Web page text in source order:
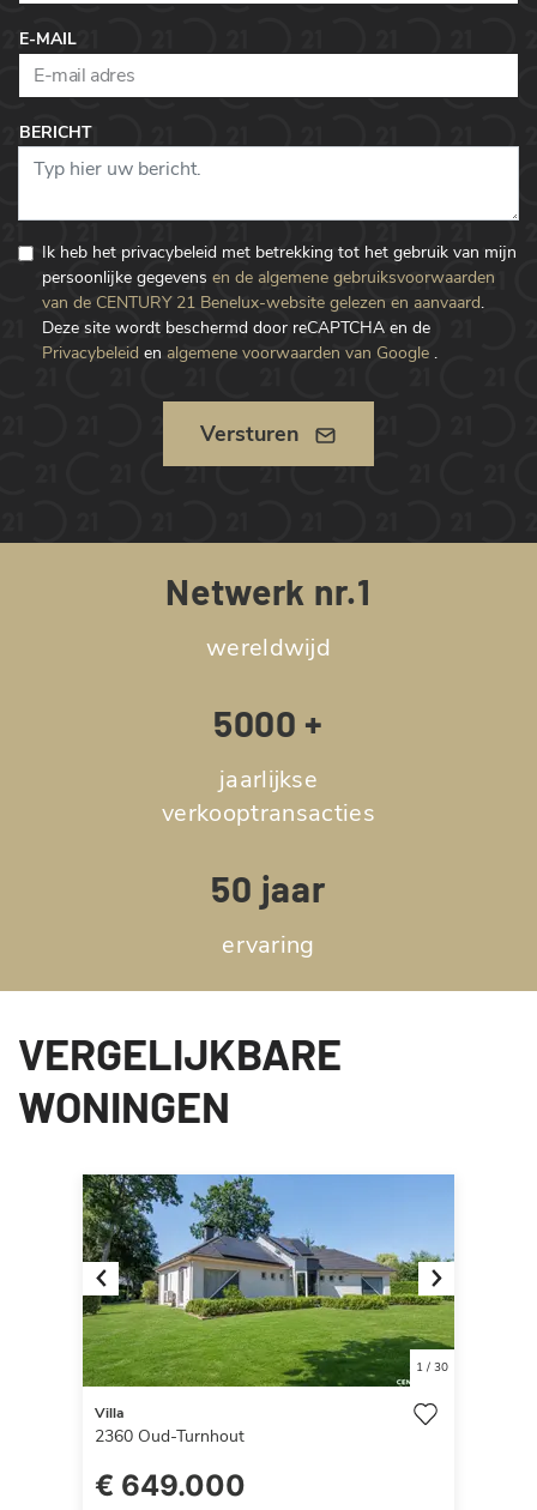
E-MAIL
BERICHT
Ik heb het privacybeleid met betrekking tot het gebruik van mijn
persoonlijke gegevens en de algemene gebruiksvoorwaarden
van de CENTURY 21 Benelux-website gelezen en aanvaard.
Deze site wordt beschermd door reCAPTCHA en de
Privacybeleid en algemene voorwaarden van Google .
Versturen
Netwerk nr.1
wereldwijd
5000 +
jaarlijkse
verkooptransacties
50 jaar
ervaring
VERGELIJKBARE
WONINGEN
Previous Next
1/ 30
Villa
2360 Oud-Turnhout
€ 649.000